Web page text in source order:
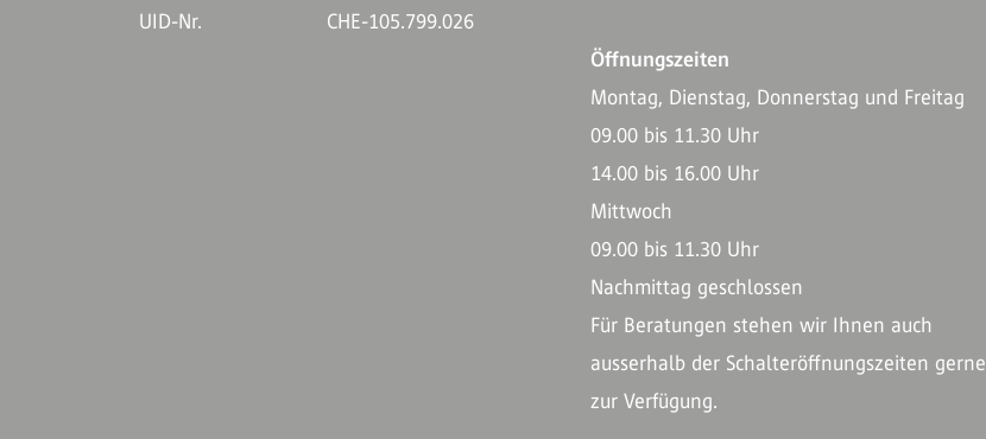
UID-Nr.
CHE-105.799.026
Öffnungszeiten
Montag, Dienstag, Donnerstag und Freitag
09.00 bis 11.30 Uhr
14.00 bis 16.00 Uhr
Mittwoch
09.00 bis 11.30 Uhr
Nachmittag geschlossen
Für Beratungen stehen wir Ihnen auch
ausserhalb der Schalteröffnungszeiten gerne
zur Verfügung.